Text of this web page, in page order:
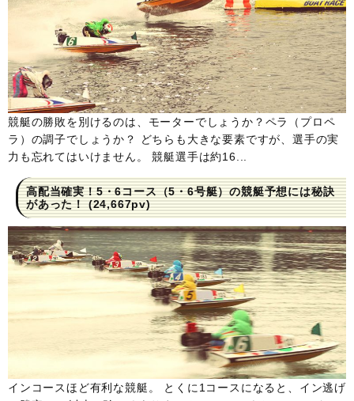
競艇の勝敗を別けるのは、モーターでしょうか？ペラ（プロペ
ラ）の調子でしょうか？ どちらも大きな要素ですが、選手の実
力も忘れてはいけません。 競艇選手は約16...
高配当確実！5・6コース（5・6号艇）の競艇予想には秘訣
があった！(24,667pv)
インコースほど有利な競艇。 とくに1コースになると、イン逃げ